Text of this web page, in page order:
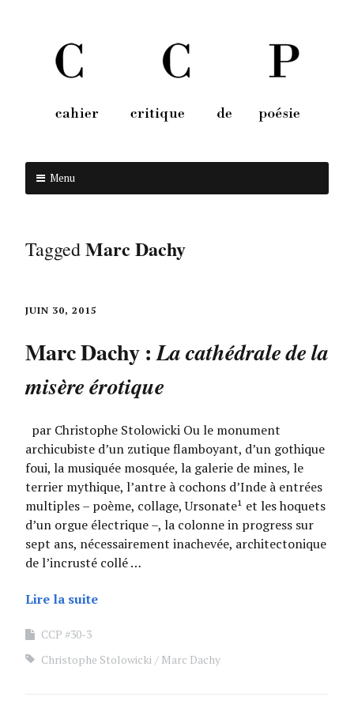
Menu
TaggedMarc Dachy
JUIN 30, 2015
Marc Dachy :La cathédrale de la
misère érotique
par Christophe Stolowicki Ou le monument
archicubiste d’un zutique flamboyant, d’un gothique
foui, la musiquée mosquée, la galerie de mines, le
terrier mythique, l’antre à cochons d’Inde à entrées
multiples – poème, collage, Ursonate¹ et les hoquets
d’un orgue électrique –, la colonne in progress sur
sept ans, nécessairement inachevée, architectonique
de l’incrusté collé …
Lire la suite
CCP #30-3
Christophe Stolowicki
Marc Dachy